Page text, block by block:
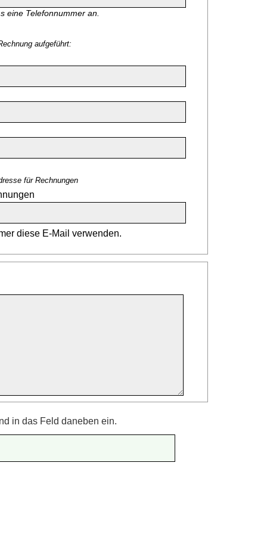
eine Telefonnummer an.
aufgeführt:
für Rechnungen
diese E-Mail verwenden.
in das Feld daneben ein.